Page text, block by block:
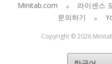
Minitab.com 라이센스
문의하기
Copyright © 2026